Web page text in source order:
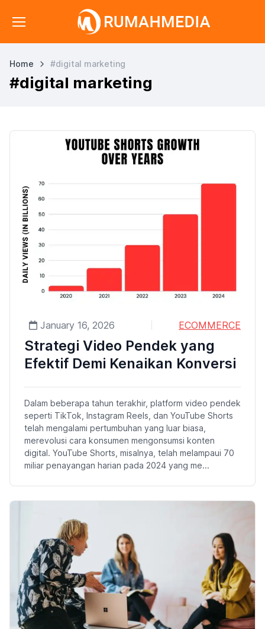
Home #digital marketing
#digital marketing
January 16, 2026 ECOMMERCE
Strategi Video Pendek yang
Efektif Demi Kenaikan Konversi
Dalam beberapa tahun terakhir, platform video pendek
seperti TikTok, Instagram Reels, dan YouTube Shorts
telah mengalami pertumbuhan yang luar biasa,
merevolusi cara konsumen mengonsumsi konten
digital. YouTube Shorts, misalnya, telah melampaui 70
miliar penayangan harian pada 2024 yang me...